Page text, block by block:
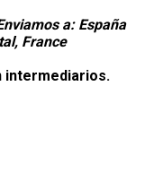
a: España
France
intermediarios.